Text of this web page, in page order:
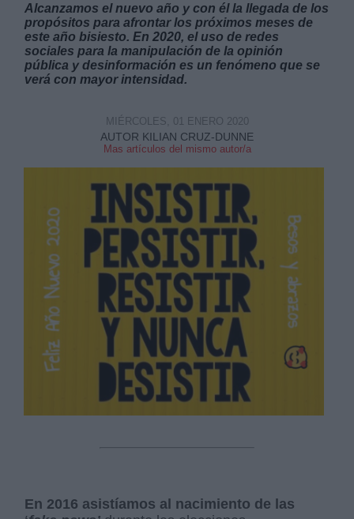
Alcanzamos el nuevo año y con él la llegada de los
propósitos para afrontar los próximos meses de
este año bisiesto. En 2020, el uso de redes
sociales para la manipulación de la opinión
pública y desinformación es un fenómeno que se
verá con mayor intensidad.
AUTOR KILIAN CRUZ-DUNNE
Mas artículos del mismo autor/a
MIÉRCOLES, 01 ENERO 2020
En 2016 asistíamos al nacimiento de las